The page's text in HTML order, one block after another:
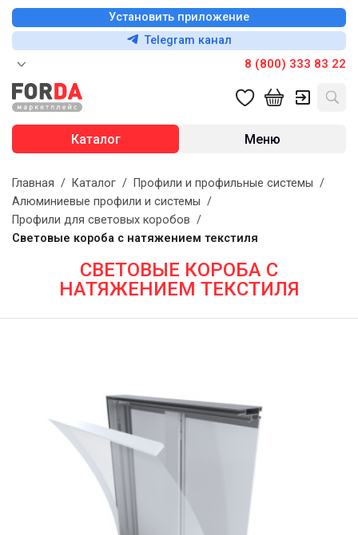
Установить приложение
Telegram канал
8 (800) 333 83 22
Каталог Меню
Главная / Каталог / Профили и профильные системы /
Алюминиевые профили и системы /
Профили для световых коробов /
Световые короба с натяжением текстиля
СВЕТОВЫЕ КОРОБА С
НАТЯЖЕНИЕМ ТЕКСТИЛЯ